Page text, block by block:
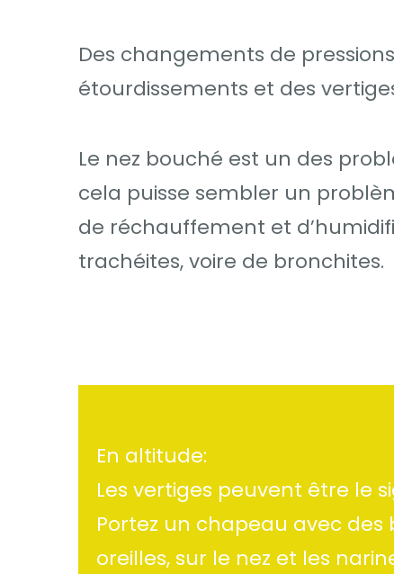
Des changements de
étourdissements et des
Le nez bouché est un des
cela puisse sembler un
de réchauffement et
trachéites, voire de bronchites.
En altitude:
Les vertiges peuvent être le
Portez un chapeau avec
oreilles, sur le nez et les